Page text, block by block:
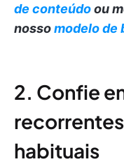
de conteúdoou
nossomodelo de
2. Confie
habituais